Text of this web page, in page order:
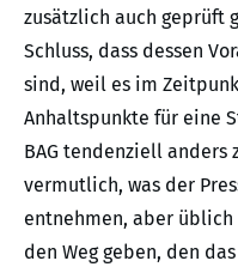
zusätzlich auch geprüft
Schluss, dass dessen
sind, weil es im
Anhaltspunkte für eine
BAG tendenziell anders
vermutlich, was der
entnehmen, aber
den Weg geben, den